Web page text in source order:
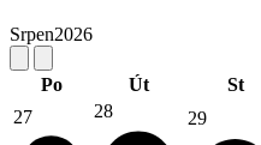
Srpen2026
Po Út St
27
28 29